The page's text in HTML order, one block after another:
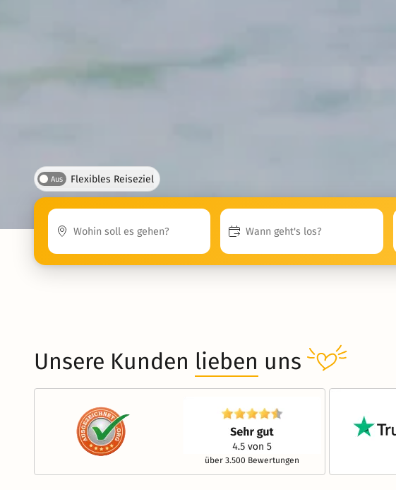
Aus Flexibles Reiseziel
Unsere Kunden lieben uns
über 3.500 Bewertungen